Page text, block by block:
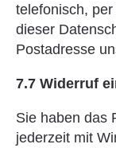
telefonisch,
dieser
Postadresse
7.7 Widerruf
Sie haben das
jederzeit mit